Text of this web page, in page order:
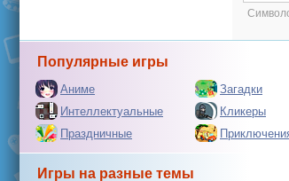
Популярные игры
Аниме Загадки
Интеллектуальные
Кликеры
Праздничные
Игры на разные темы